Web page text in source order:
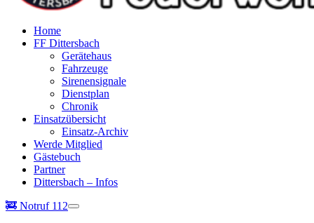
Home
FF Dittersbach
Gerätehaus
Fahrzeuge
Sirenensignale
Dienstplan
Chronik
Einsatzübersicht
Einsatz-Archiv
Werde Mitglied
Gästebuch
Partner
Dittersbach – Infos
🚒 Notruf 112